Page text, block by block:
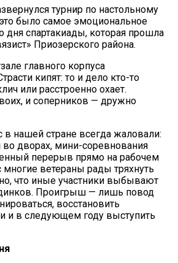
турнир по настольному
было самое эмоциональное
дня спартакиады, которая прошла
Приозерского района.
главного корпуса
кипят: то и дело кто-то
или расстроенно охает.
и соперников — дружно
в нашей стране всегда жаловали:
во дворах, мини-соревнования
перерыв прямо на рабочем
многие ветераны рады тряхнуть
что иные участники выбывают
Проигрыш — лишь повод
восстановить
и в следующем году выступить